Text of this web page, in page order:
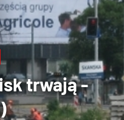
trwają -